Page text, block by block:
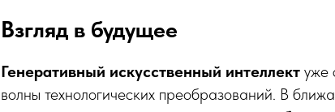
Взгляд в будущее
Генеративный искусственный интеллект уже
волны технологических преобразований. В